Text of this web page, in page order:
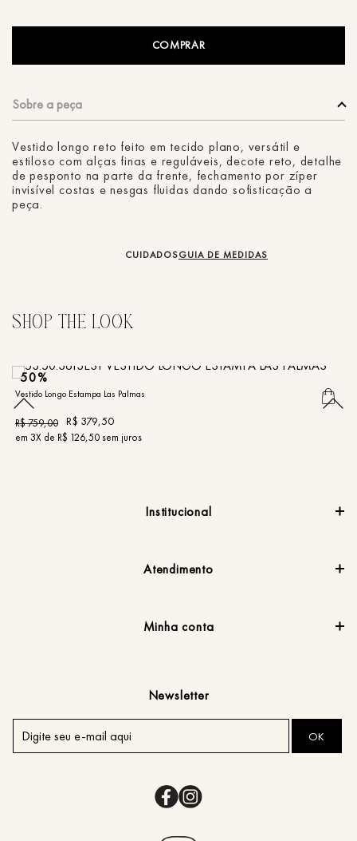
COMPRAR
Vestido longo reto feito em tecido plano, versátil e
estiloso com alças finas e reguláveis, decote reto, detalhe
de pesponto na parte da frente, fechamento por zíper
invisível costas e nesgas fluidas dando sofisticação a
peça.
CUIDADOSGUIA DE MEDIDAS
50%
Vestido Longo Estampa Las Palmas
R$759,00 R$ 379,50
em 3X de R$ 126,50sem juros
Institucional
Atendimento
Minha conta
Newsletter
OK